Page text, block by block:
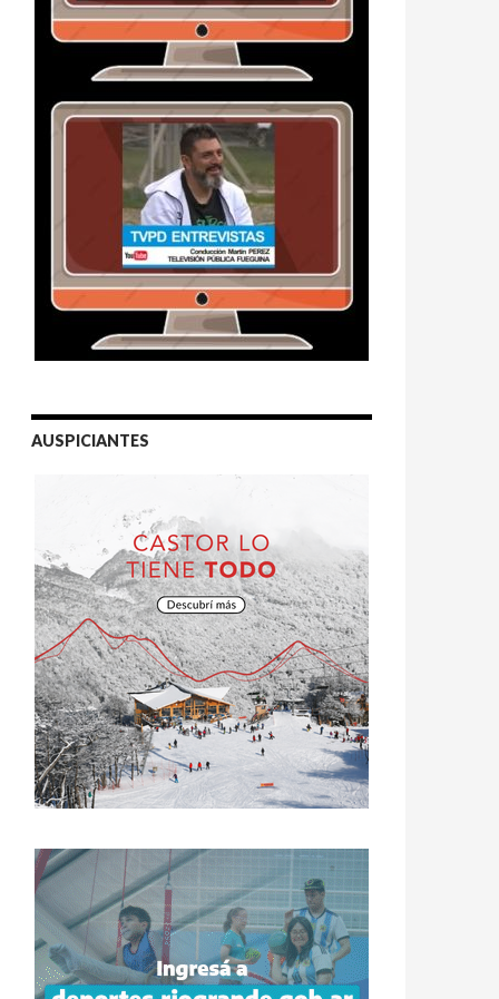
AUSPICIANTES